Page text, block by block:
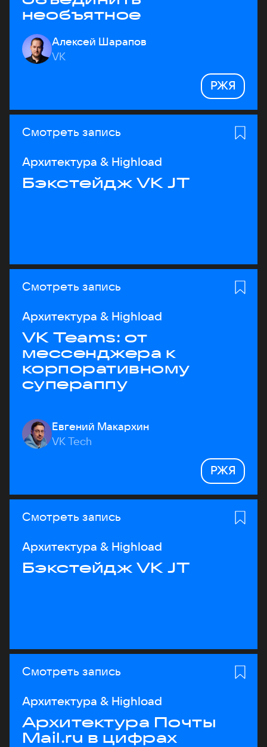
необъятное
Алексей Шарапов
VK
РЖЯ
Смотреть запись
Архитектура & Highload
Бэкстейдж VK JT
Смотреть запись
Архитектура & Highload
VK Teams: от
мессенджера к
корпоративному
супераппу
Евгений Макархин
VK Tech
РЖЯ
Смотреть запись
Архитектура & Highload
Бэкстейдж VK JT
Смотреть запись
Архитектура & Highload
Архитектура Почты
Mail.ru в цифрах